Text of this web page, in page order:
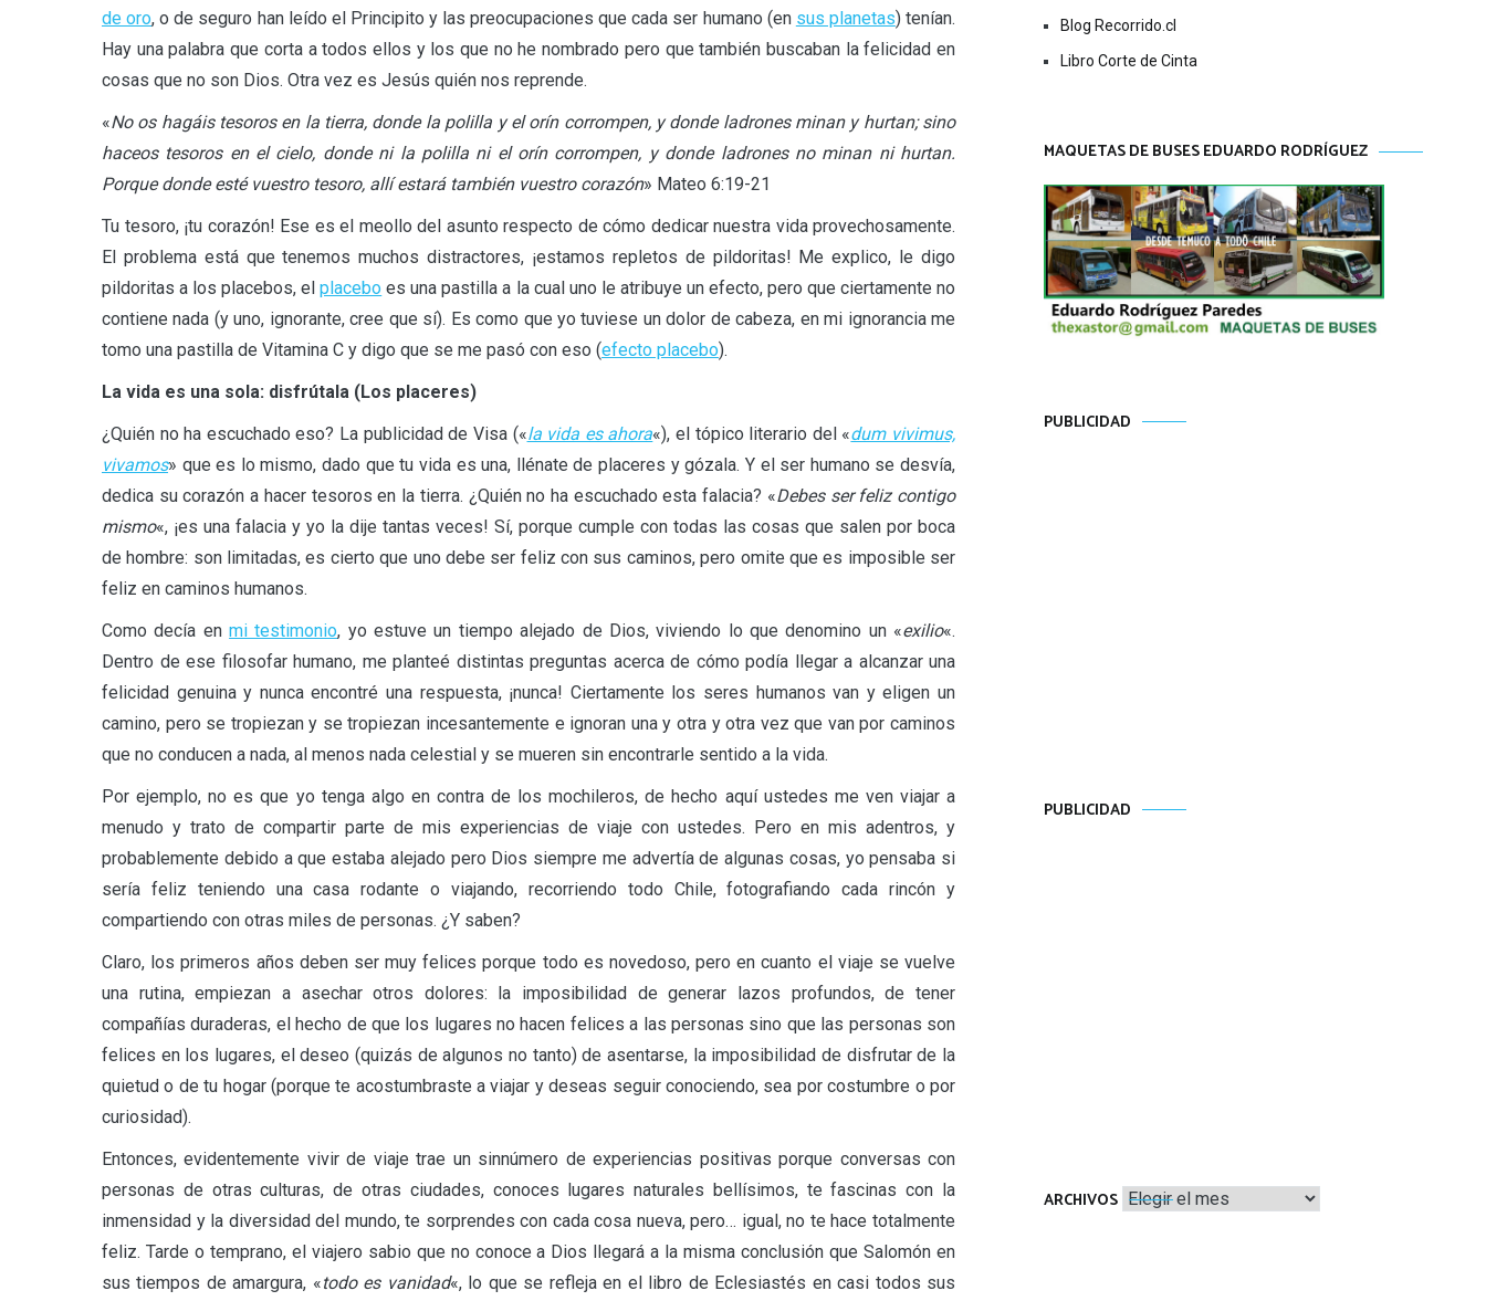
de oro, o de seguro han leído el Principito y las preocupaciones que cada ser humano (en sus planetas) tenían.
Hay una palabra que corta a todos ellos y los que no he nombrado pero que también buscaban la felicidad en
cosas que no son Dios. Otra vez es Jesús quién nos reprende.
«No os hagáis tesoros en la tierra, donde la polilla y el orín corrompen, y donde ladrones minan y hurtan; sino
haceos tesoros en el cielo, donde ni la polilla ni el orín corrompen, y donde ladrones no minan ni hurtan.
Porque donde esté vuestro tesoro, allí estará también vuestro corazón» Mateo 6:19-21
Tu tesoro, ¡tu corazón! Ese es el meollo del asunto respecto de cómo dedicar nuestra vida provechosamente.
El problema está que tenemos muchos distractores, ¡estamos repletos de pildoritas! Me explico, le digo
pildoritas a los placebos, elplacebo es una pastilla a la cual uno le atribuye un efecto, pero que ciertamente no
contiene nada (y uno, ignorante, cree que sí). Es como que yo tuviese un dolor de cabeza, en mi ignorancia me
tomo una pastilla de Vitamina C y digo que se me pasó con eso (efecto placebo).
La vida es una sola: disfrútala (Los placeres)
¿Quién no ha escuchado eso? La publicidad de Visa («la vida es ahora«), el tópico literario del «dum vivimus,
vivamos» que es lo mismo, dado que tu vida es una, llénate de placeres y gózala. Y el ser humano se desvía,
dedica su corazón a hacer tesoros en la tierra. ¿Quién no ha escuchado esta falacia? «Debes ser feliz contigo
mismo«, ¡es una falacia y yo la dije tantas veces! Sí, porque cumple con todas las cosas que salen por boca
de hombre: son limitadas, es cierto que uno debe ser feliz con sus caminos, pero omite que es imposible ser
feliz en caminos humanos.
Como decía enmi testimonio, yo estuve un tiempo alejado de Dios, viviendo lo que denomino un «exilio«.
Dentro de ese filosofar humano, me planteé distintas preguntas acerca de cómo podía llegar a alcanzar una
felicidad genuina y nunca encontré una respuesta, ¡nunca! Ciertamente los seres humanos van y eligen un
camino, pero se tropiezan y se tropiezan incesantemente e ignoran una y otra y otra vez que van por caminos
que no conducen a nada, al menos nada celestial y se mueren sin encontrarle sentido a la vida.
Por ejemplo, no es que yo tenga algo en contra de los mochileros, de hecho aquí ustedes me ven viajar a
menudo y trato de compartir parte de mis experiencias de viaje con ustedes. Pero en mis adentros, y
probablemente debido a que estaba alejado pero Dios siempre me advertía de algunas cosas, yo pensaba si
sería feliz teniendo una casa rodante o viajando, recorriendo todo Chile, fotografiando cada rincón y
compartiendo con otras miles de personas. ¿Y saben?
Claro, los primeros años deben ser muy felices porque todo es novedoso, pero en cuanto el viaje se vuelve
una rutina, empiezan a asechar otros dolores: la imposibilidad de generar lazos profundos, de tener
compañías duraderas, el hecho de que los lugares no hacen felices a las personas sino que las personas son
felices en los lugares, el deseo (quizás de algunos no tanto) de asentarse, la imposibilidad de disfrutar de la
quietud o de tu hogar (porque te acostumbraste a viajar y deseas seguir conociendo, sea por costumbre o por
curiosidad).
Entonces, evidentemente vivir de viaje trae un sinnúmero de experiencias positivas porque conversas con
personas de otras culturas, de otras ciudades, conoces lugares naturales bellísimos, te fascinas con la
inmensidad y la diversidad del mundo, te sorprendes con cada cosa nueva, pero… igual, no te hace totalmente
feliz. Tarde o temprano, el viajero sabio que no conoce a Dios llegará a la misma conclusión que Salomón en
sus tiempos de amargura, «todo es vanidad«, lo que se refleja en el libro de Eclesiastés en casi todos sus
Blog Recorrido.cl
Libro Corte de Cinta
MAQUETAS DE BUSES EDUARDO RODRÍGUEZ
PUBLICIDAD
PUBLICIDAD
ARCHIVOS Archivos